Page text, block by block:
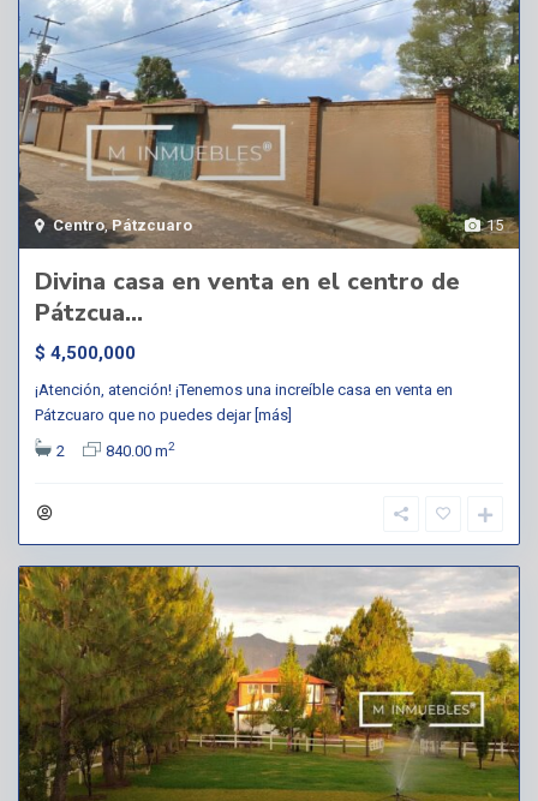
15
Centro,Pátzcuaro
Divina casa en venta en el centro de
Pátzcua...
$ 4,500,000
¡Atención, atención! ¡Tenemos una increíble casa en venta en
Pátzcuaro que no puedes dejar [más]
2
840.00 m2